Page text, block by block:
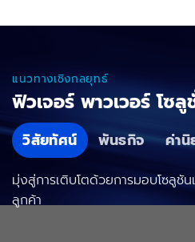
แนวทางเชิงกลยุทธ์
ฟิวเจอร์ พาวเวอร์ โซ
วิสัยทัศน์ พันธกิจ ค่า
มุ่งสู่การเติบโตด้วยการมอบโซลูชั
ลูกค้า